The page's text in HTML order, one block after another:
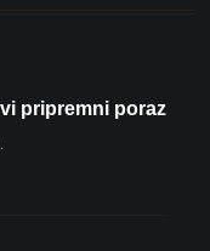
pripremni poraz